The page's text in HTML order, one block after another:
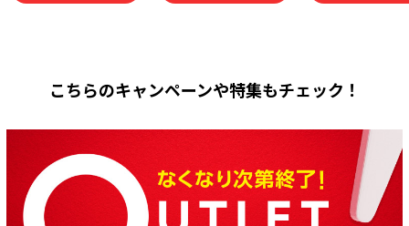
こちらのキャンペーンや特集もチェック！